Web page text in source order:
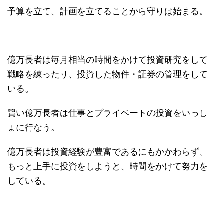
予算を立て、計画を立てることから守りは始まる。
億万長者は毎月相当の時間をかけて投資研究をして
戦略を練ったり、投資した物件・証券の管理をして
いる。
賢い億万長者は仕事とプライベートの投資をいっし
ょに行なう。
億万長者は投資経験が豊富であるにもかかわらず、
もっと上手に投資をしようと、時間をかけて努力を
している。